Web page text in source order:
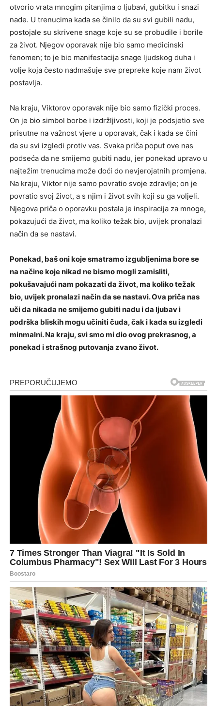
otvorio vrata mnogim pitanjima o ljubavi, gubitku i snazi
nade. U trenucima kada se činilo da su svi gubili nadu,
postojale su skrivene snage koje su se probudile i borile
za život. Njegov oporavak nije bio samo medicinski
fenomen; to je bio manifestacija snage ljudskog duha i
volje koja često nadmašuje sve prepreke koje nam život
postavlja.
Na kraju, Viktorov oporavak nije bio samo fizički proces.
On je bio simbol borbe i izdržljivosti, koji je podsjetio sve
prisutne na važnost vjere u oporavak, čak i kada se čini
da su svi izgledi protiv vas. Svaka priča poput ove nas
podseća da ne smijemo gubiti nadu, jer ponekad upravo u
najtežim trenucima može doći do nevjerojatnih promjena.
Na kraju, Viktor nije samo povratio svoje zdravlje; on je
povratio svoj život, a s njim i život svih koji su ga voljeli.
Njegova priča o oporavku postala je inspiracija za mnoge,
pokazujući da život, ma koliko težak bio, uvijek pronalazi
način da se nastavi.
Ponekad, baš oni koje smatramo izgubljenima bore se
na načine koje nikad ne bismo mogli zamisliti,
pokušavajući nam pokazati da život, ma koliko težak
bio, uvijek pronalazi način da se nastavi. Ova priča nas
uči da nikada ne smijemo gubiti nadu i da ljubav i
podrška bliskih mogu učiniti čuda, čak i kada su izgledi
minmalni. Na kraju, svi smo mi dio ovog prekrasnog, a
ponekad i strašnog putovanja zvano život.